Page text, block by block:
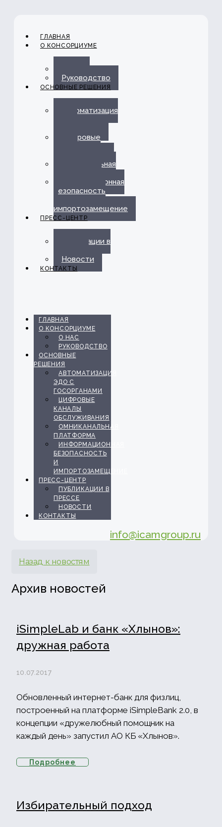
ГЛАВНАЯ
О КОНСОРЦИУМЕ
Руководство
ОСНОВНЫЕ РЕШЕНИЯ
Автоматизация
Цифровые
Омниканальная
Информационная
безопасность
импортозамещение
ПРЕСС-ЦЕНТР
Публикации в
Новости
КОНТАКТЫ
ГЛАВНАЯ
О КОНСОРЦИУМЕ
О НАС
РУКОВОДСТВО
ОСНОВНЫЕ
РЕШЕНИЯ
АВТОМАТИЗАЦИЯ
ЭДО С
ГОСОРГАНАМИ
ЦИФРОВЫЕ
КАНАЛЫ
ОБСЛУЖИВАНИЯ
ОМНИКАНАЛЬНАЯ
ПЛАТФОРМА
ИНФОРМАЦИОННАЯ
БЕЗОПАСНОСТЬ
И
ИМПОРТОЗАМЕЩЕНИЕ
ПРЕСС-ЦЕНТР
ПУБЛИКАЦИИ В
ПРЕССЕ
НОВОСТИ
КОНТАКТЫ
info@icamgroup.ru
Назад к новостям
Архив новостей
iSimpleLab и банк «Хлынов»:
дружная работа
10.07.2017
Обновленный интернет-банк для физлиц,
построенный на платформе iSimpleBank 2.0, в
концепции «дружелюбный помощник на
каждый день» запустил АО КБ «Хлынов».
Подробнее
Избирательный подход